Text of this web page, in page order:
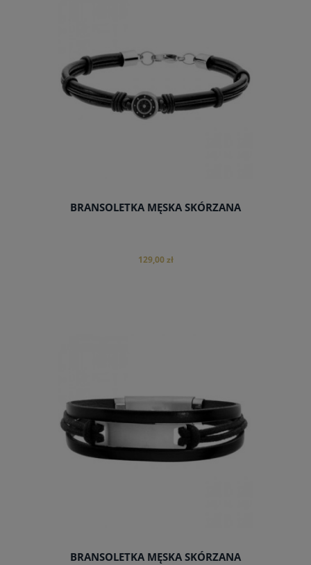
BRANSOLETKA MĘSKA SKÓRZANA
129,00 zł
BRANSOLETKA MĘSKA SKÓRZANA